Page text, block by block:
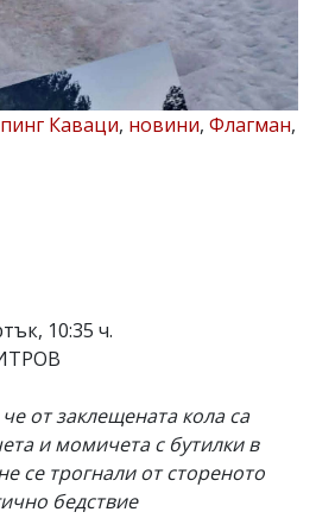
Каваци, новини, Флагман,
10:35 ч.
от заклещената кола са
и момичета с бутилки в
се трогнали от стореното
бедствие